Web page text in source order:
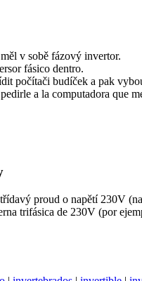
v sobě fázový invertor.
fásico dentro.
počítači budíček a pak
a la computadora que
proud o napětí 230V
trifásica de 230V (por